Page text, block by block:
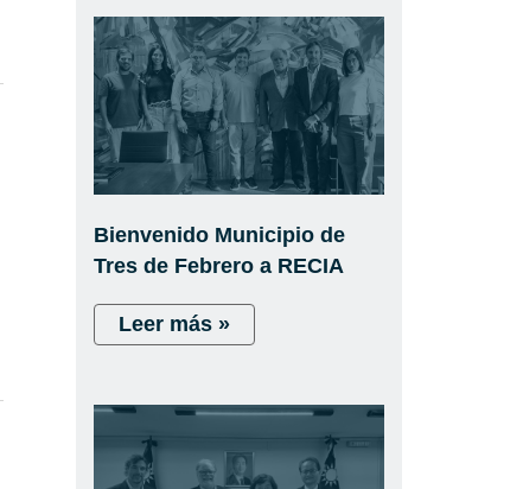
Bienvenido Municipio de
Tres de Febrero a RECIA
Leer más »